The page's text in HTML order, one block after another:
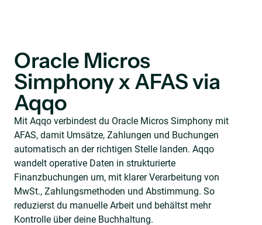
Oracle Micros
Simphony x AFAS via
Aqqo
Mit Aqqo verbindest du Oracle Micros Simphony mit
AFAS, damit Umsätze, Zahlungen und Buchungen
automatisch an der richtigen Stelle landen. Aqqo
wandelt operative Daten in strukturierte
Finanzbuchungen um, mit klarer Verarbeitung von
MwSt., Zahlungsmethoden und Abstimmung. So
reduzierst du manuelle Arbeit und behältst mehr
Kontrolle über deine Buchhaltung.